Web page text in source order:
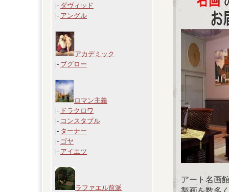
|- ダヴィッド
|- アングル
アカデミック
|- ブグロー
ロマン主義
|- ドラクロワ
|- コンスタブル
|- ターナー
|- ゴヤ
|- アイエツ
ラファエル前派
アート名画